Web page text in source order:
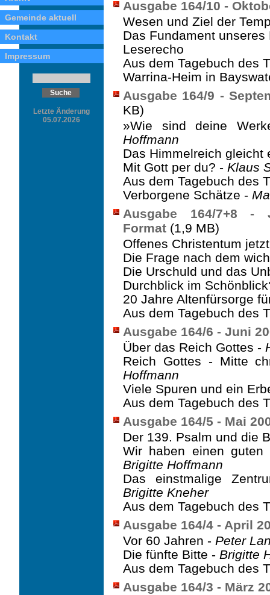
Gemeinde aktuell
Kontakt
Impressum
Letzte Änderung
05.07.2026
Ausgabe 164/10 -
Wesen und Ziel der
Das Fundament
Leserecho
Aus dem Tagebuch des
Warrina-Heim in
Ausgabe 164/9 -
KB)
»Wie sind deine
Hoffmann
Das Himmelreich
Mit Gott per du? - Klaus
Aus dem Tagebuch des
Verborgene Schätze -
Ausgabe 164/7+8 -
Format (1,9 MB)
Offenes Christentum
Die Frage nach dem
Die Urschuld und das
Durchblick im
20 Jahre Altenfürsorge
Aus dem Tagebuch des
Ausgabe 164/6 - Juni
Über das Reich Gottes -
Reich Gottes - Mitte
Hoffmann
Viele Spuren und ein
Aus dem Tagebuch des
Ausgabe 164/5 - Mai
Der 139. Psalm und die
Wir haben einen
Brigitte Hoffmann
Das einstmalige
Brigitte Kneher
Aus dem Tagebuch des
Ausgabe 164/4 - April
Vor 60 Jahren - Peter
Die fünfte Bitte - Brigitte
Aus dem Tagebuch des
Ausgabe 164/3 - März